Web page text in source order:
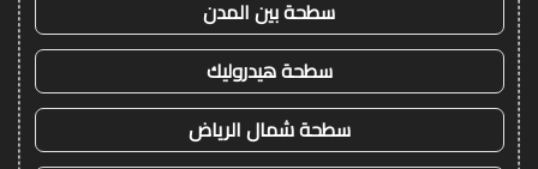
سطحة بين المدن
سطحة هيدروليك
سطحة شمال الرياض